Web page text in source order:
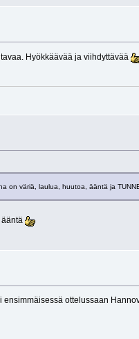
Hyökkäävää ja viihdyttävää
on väriä, laulua, huutoa, ääntä ja
ottelussaan